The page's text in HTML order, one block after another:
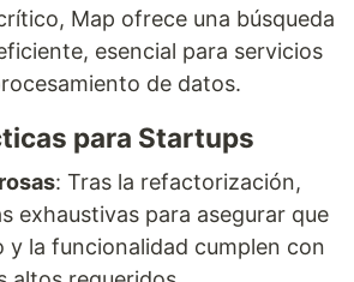
Map ofrece una búsqueda
esencial para servicios
de datos.
para Startups
: Tras la refactorización,
exhaustivas para asegurar que
y la funcionalidad cumplen con